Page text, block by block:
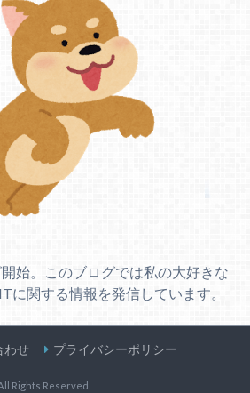
始。このブログでは私の大好きな
に関する情報を発信しています。
わせ プライバシーポリシー
Rights Reserved.